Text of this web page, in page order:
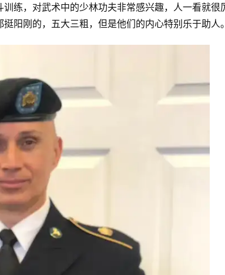
练，对武术中的少林功夫非常感兴趣，人一看就很
阳刚的，五大三粗，但是他们的内心特别乐于助人。